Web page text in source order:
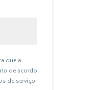
que a
de acordo
de serviço